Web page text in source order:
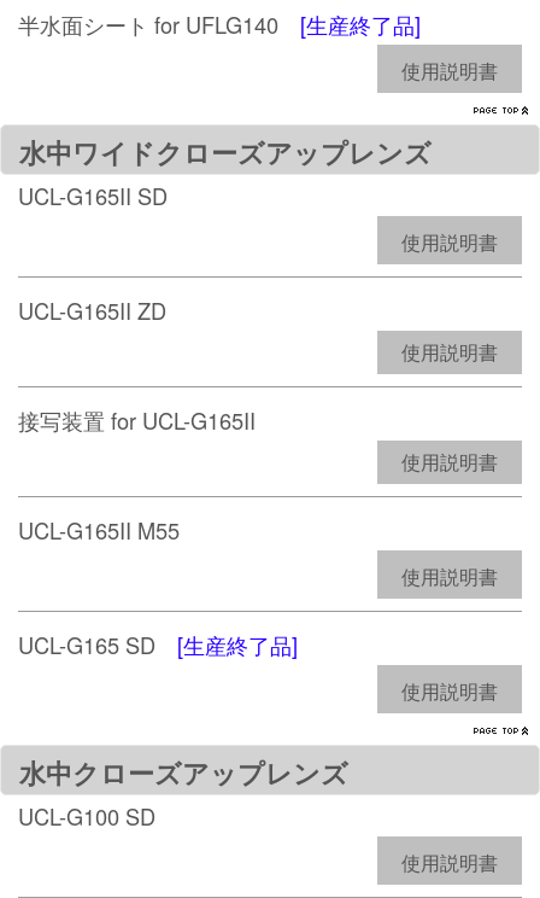
半水面シート for UFLG140 [生産終了品]
使用説明書
水中ワイドクローズアップレンズ
UCL-G165II SD
使用説明書
UCL-G165II ZD
使用説明書
接写装置 for UCL-G165II
使用説明書
UCL-G165II M55
使用説明書
UCL-G165 SD [生産終了品]
使用説明書
水中クローズアップレンズ
UCL-G100 SD
使用説明書